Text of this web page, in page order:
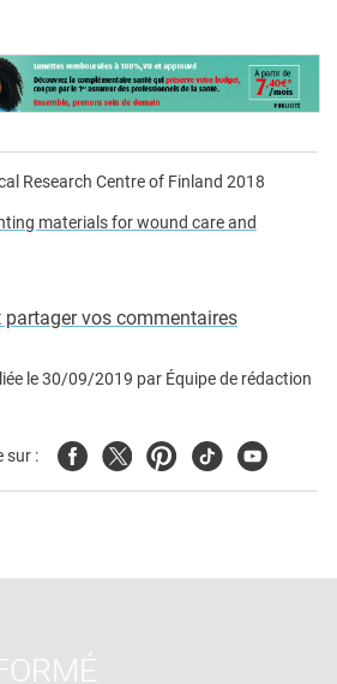
Research Centre of Finland 2018
materials for wound care and
partager vos commentaires
le30/09/2019 par Équipe de rédaction
sur : FacebookTwitterPinterest
TiktokYoutube